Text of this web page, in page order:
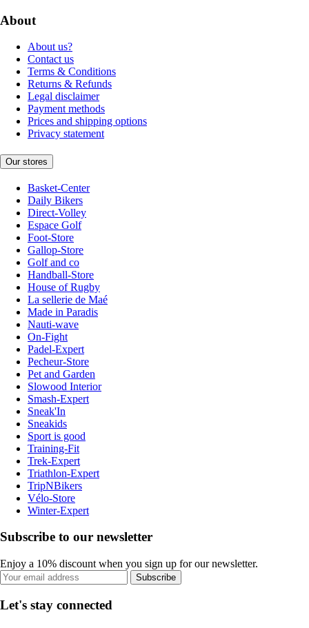
About
About us?
Contact us
Terms & Conditions
Returns & Refunds
Legal disclaimer
Payment methods
Prices and shipping options
Privacy statement
Our stores
Basket-Center
Daily Bikers
Direct-Volley
Espace Golf
Foot-Store
Gallop-Store
Golf and co
Handball-Store
House of Rugby
La sellerie de Maé
Made in Paradis
Nauti-wave
On-Fight
Padel-Expert
Pecheur-Store
Pet and Garden
Slowood Interior
Smash-Expert
Sneak'In
Sneakids
Sport is good
Training-Fit
Trek-Expert
Triathlon-Expert
TripNBikers
Vélo-Store
Winter-Expert
Subscribe to our newsletter
Enjoy a 10% discount when you sign up for our newsletter.
Subscribe
Let's stay connected